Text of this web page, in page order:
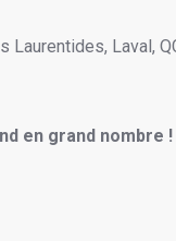
Laurentides, Laval,
en grand nombre !